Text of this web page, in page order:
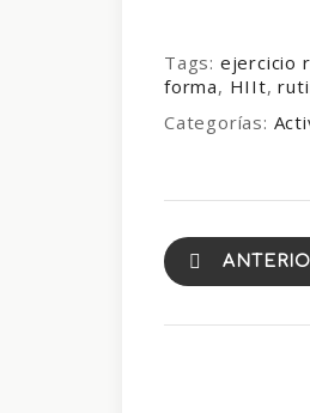
Tags: ejercicio
forma, HIIt,
Categorías: